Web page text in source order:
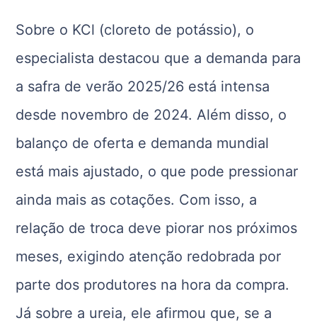
Sobre o KCl (cloreto de potássio), o
especialista destacou que a demanda para
a safra de verão 2025/26 está intensa
desde novembro de 2024. Além disso, o
balanço de oferta e demanda mundial
está mais ajustado, o que pode pressionar
ainda mais as cotações. Com isso, a
relação de troca deve piorar nos próximos
meses, exigindo atenção redobrada por
parte dos produtores na hora da compra.
Já sobre a ureia, ele afirmou que, se a